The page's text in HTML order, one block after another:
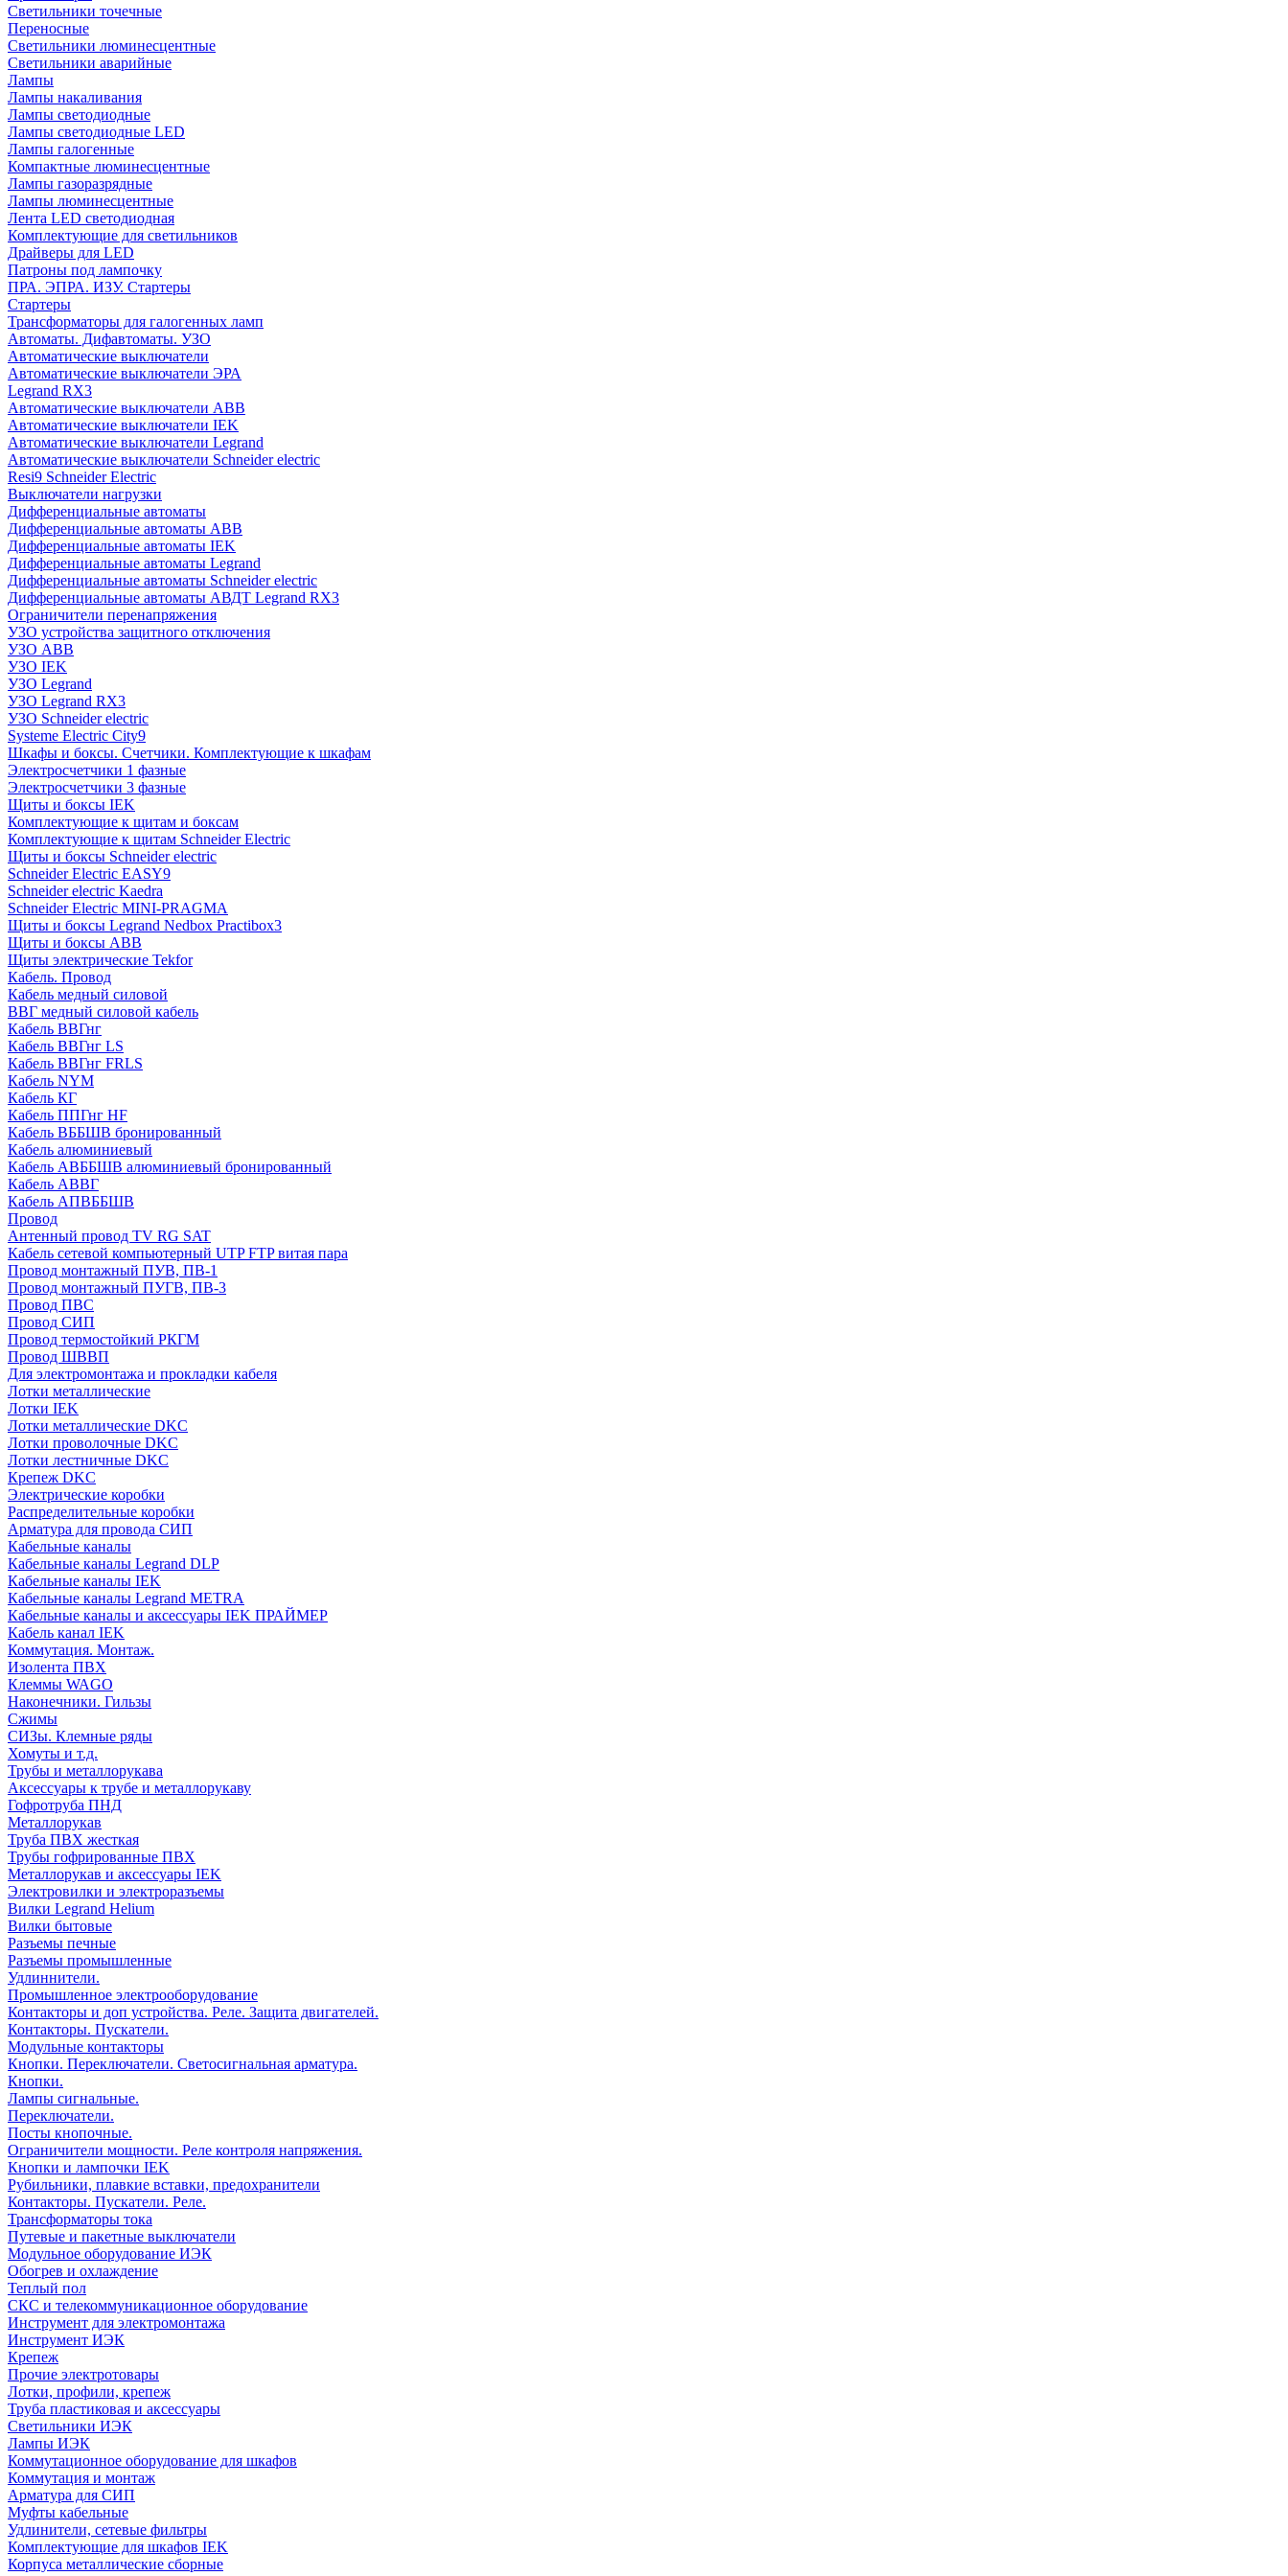
Cветильники точечные
Переносные
Светильники люминесцентные
Светильники аварийные
Лампы
Лампы накаливания
Лампы светодиодные
Лампы светодиодные LED
Лампы галогенные
Компактные люминесцентные
Лампы газоразрядные
Лампы люминесцентные
Лента LED светодиодная
Комплектующие для светильников
Драйверы для LED
Патроны под лампочку
ПРА. ЭПРА. ИЗУ. Стартеры
Стартеры
Трансформаторы для галогенных ламп
Автоматы. Дифавтоматы. УЗО
Автоматические выключатели
Автоматические выключатели ЭРА
Legrand RX3
Автоматические выключатели ABB
Автоматические выключатели IEK
Автоматические выключатели Legrand
Автоматические выключатели Schneider electric
Resi9 Schneider Electric
Выключатели нагрузки
Дифференциальные автоматы
Дифференциальные автоматы ABB
Дифференциальные автоматы IEK
Дифференциальные автоматы Legrand
Дифференциальные автоматы Schneider electric
Дифференциальные автоматы АВДТ Legrand RX3
Ограничители перенапряжения
УЗО устройства защитного отключения
УЗО ABB
УЗО IEK
УЗО Legrand
УЗО Legrand RX3
УЗО Schneider electric
Systeme Electric City9
Шкафы и боксы. Счетчики. Комплектующие к шкафам
Электросчетчики 1 фазные
Электросчетчики 3 фазные
Щиты и боксы IEK
Комплектующие к щитам и боксам
Комплектующие к щитам Schneider Electric
Щиты и боксы Schneider electric
Schneider Electric EASY9
Schneider electric Kaedra
Schneider Electric MINI-PRAGMA
Щиты и боксы Legrand Nedbox Practibox3
Щиты и боксы ABB
Щиты электрические Tekfor
Кабель. Провод
Кабель медный силовой
ВВГ медный силовой кабель
Кабель ВВГнг
Кабель ВВГнг LS
Кабель ВВГнг FRLS
Кабель NYM
Кабель КГ
Кабель ППГнг HF
Кабель ВББШВ бронированный
Кабель алюминиевый
Кабель АВББШВ алюминиевый бронированный
Кабель АВВГ
Кабель АПВББШВ
Провод
Антенный провод TV RG SAT
Кабель сетевой компьютерный UTP FTP витая пара
Провод монтажный ПУВ, ПВ-1
Провод монтажный ПУГВ, ПВ-3
Провод ПВС
Провод СИП
Провод термостойкий РКГМ
Провод ШВВП
Для электромонтажа и прокладки кабеля
Лотки металлические
Лотки IEK
Лотки металлические DKC
Лотки проволочные DKC
Лотки лестничные DKC
Крепеж DKC
Электрические коробки
Распределительные коробки
Арматура для провода СИП
Кабельные каналы
Кабельные каналы Legrand DLP
Кабельные каналы IEK
Кабельные каналы Legrand METRA
Кабельные каналы и аксессуары IEK ПРАЙМЕР
Кабель канал IEK
Коммутация. Монтаж.
Изолента ПВХ
Клеммы WAGO
Наконечники. Гильзы
Сжимы
СИЗы. Клемные ряды
Хомуты и т.д.
Трубы и металлорукава
Аксессуары к трубе и металлорукаву
Гофротруба ПНД
Металлорукав
Труба ПВХ жесткая
Трубы гофрированные ПВХ
Металлорукав и аксессуары IEK
Электровилки и электроразъемы
Вилки Legrand Helium
Вилки бытовые
Разъемы печные
Разъемы промышленные
Удлиннители.
Промышленное электрооборудование
Контакторы и доп устройства. Реле. Защита двигателей.
Контакторы. Пускатели.
Модульные контакторы
Кнопки. Переключатели. Светосигнальная арматура.
Кнопки.
Лампы сигнальные.
Переключатели.
Посты кнопочные.
Ограничители мощности. Реле контроля напряжения.
Кнопки и лампочки IEK
Рубильники, плавкие вставки, предохранители
Контакторы. Пускатели. Реле.
Трансформаторы тока
Путевые и пакетные выключатели
Модульное оборудование ИЭК
Обогрев и охлаждение
Теплый пол
СКС и телекоммуникационное оборудование
Инструмент для электромонтажа
Инструмент ИЭК
Крепеж
Прочие электротовары
Лотки, профили, крепеж
Труба пластиковая и аксессуары
Светильники ИЭК
Лампы ИЭК
Коммутационное оборудование для шкафов
Коммутация и монтаж
Арматура для СИП
Муфты кабельные
Удлинители, сетевые фильтры
Комплектующие для шкафов IEK
Корпуса металлические сборные